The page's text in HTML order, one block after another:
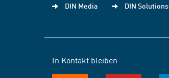
DIN Media DIN Solutions
In Kontakt bleiben